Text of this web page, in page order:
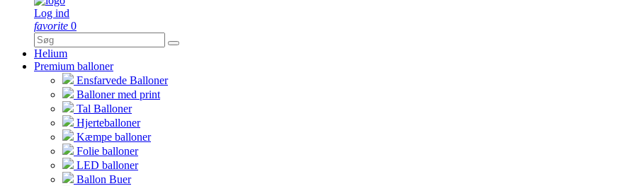
Log ind
favorite 0
Helium
Premium balloner
Ensfarvede Balloner
Balloner med print
Tal Balloner
Hjerteballoner
Kæmpe balloner
Folie balloner
LED balloner
Ballon Buer